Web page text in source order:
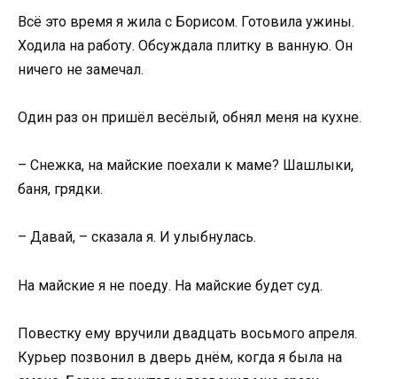
Всё это время я жила с Борисом. Готовила ужины.
Ходила на работу. Обсуждала плитку в ванную. Он
ничего не замечал.
Один раз он пришёл весёлый, обнял меня на кухне.
– Снежка, на майские поехали к маме? Шашлыки,
баня, грядки.
– Давай, – сказала я. И улыбнулась.
На майские я не поеду. На майские будет суд.
Повестку ему вручили двадцать восьмого апреля.
Курьер позвонил в дверь днём, когда я была на